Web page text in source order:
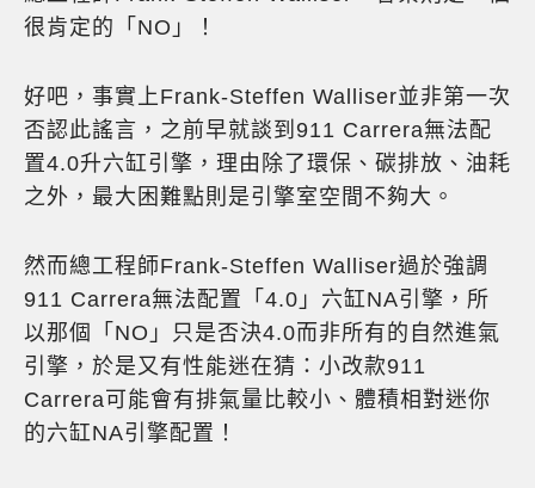
很肯定的「NO」！
好吧，事實上Frank-Steffen Walliser並非第一次
否認此謠言，之前早就談到911 Carrera無法配
置4.0升六缸引擎，理由除了環保、碳排放、油耗
之外，最大困難點則是引擎室空間不夠大。
然而總工程師Frank-Steffen Walliser過於強調
911 Carrera無法配置「4.0」六缸NA引擎，所
以那個「NO」只是否決4.0而非所有的自然進氣
引擎，於是又有性能迷在猜：小改款911
Carrera可能會有排氣量比較小、體積相對迷你
的六缸NA引擎配置！